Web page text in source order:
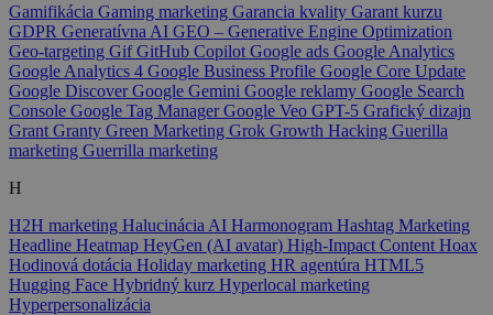
Gamifikácia Gaming marketing Garancia kvality Garant kurzu
GDPR Generatívna AI GEO – Generative Engine Optimization
Geo-targeting GifGitHub Copilot Google ads Google Analytics
Google Analytics 4 Google Business Profile Google Core Update
Google DiscoverGoogle Gemini Google reklamy Google Search
Console Google Tag ManagerGoogle Veo GPT-5 Grafický dizajn
Grant Granty Green Marketing Grok Growth Hacking Guerilla
marketing Guerrilla marketing
H
H2H marketing Halucinácia AI Harmonogram Hashtag Marketing
Headline Heatmap HeyGen (AI avatar) High-Impact Content Hoax
Hodinová dotácia Holiday marketing HR agentúra HTML5
Hugging Face Hybridný kurz Hyperlocal marketing
Hyperpersonalizácia